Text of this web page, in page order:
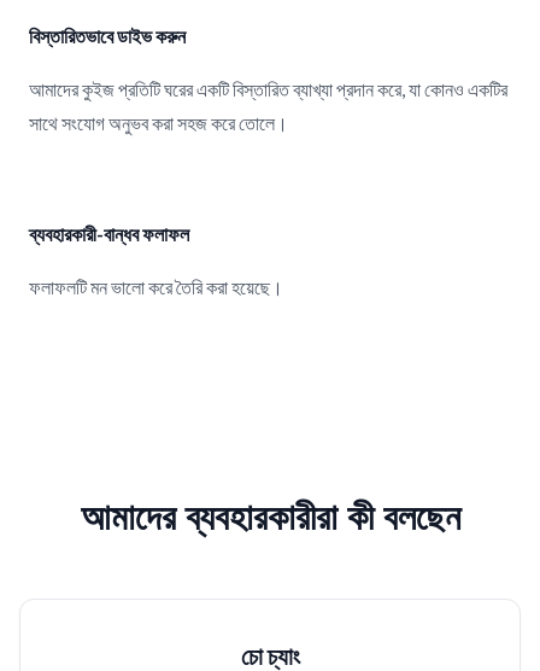
বিস্তারিতভাবে ডাইভ করুন
আমাদের কুইজ প্রতিটি ঘরের একটি বিস্তারিত ব্যাখ্যা প্রদান করে, যা কোনও একটির
সাথে সংযোগ অনুভব করা সহজ করে তোলে।
ব্যবহারকারী-বান্ধব ফলাফল
ফলাফলটি মন ভালো করে তৈরি করা হয়েছে।
আমাদের ব্যবহারকারীরা কী বলছেন
চো চ্যাং